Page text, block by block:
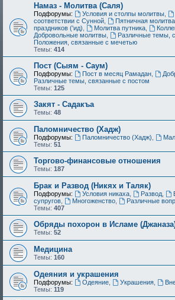
Намаз - Молитва (Саля)
Подфорумы: Условия и столпы молитвы,
соответствии с Сунной
Пятничная
праздников ('ид)
Молитва путника,
Добровольные молитвы
Различные темы,
Положения, связанные с мечетью
Темы: 414
Пост (Сыям - Саум)
Подфорумы: Пост в месяц Рамадан,
Различные темы, связанные с постом
Темы: 125
Закят - Cадакъа
Темы: 48
Паломничество (Хадж)
Подфорумы: Паломничество (Хадж)
Темы: 51
Торгово-финансовые отношения
Темы: 187
Брак и Развод (Никях и Таляк)
Подфорумы: Условия никаха, Развод,
супругов
Многоженство,
Различные
Темы: 407
Обряды похорон в Исламе
Темы: 52
Медицина
Темы: 160
Одеяния и украшения
Подфорумы: Одеяние, Украшения,
Темы: 119